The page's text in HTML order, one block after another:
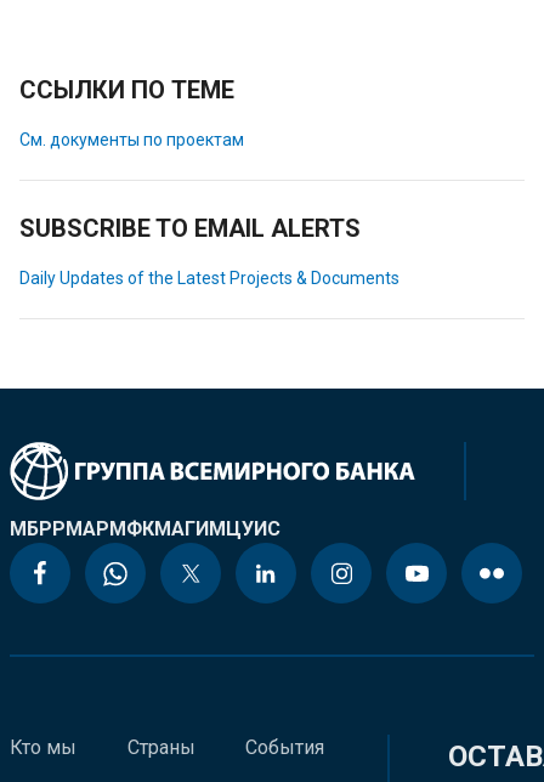
ССЫЛКИ ПО ТЕМЕ
См. документы по проектам
SUBSCRIBE TO EMAIL ALERTS
Daily Updates of the Latest Projects & Documents
МБРРМАРМФКМАГИМЦУИС
Кто мы Страны События